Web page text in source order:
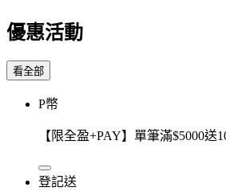
優惠活動
看全部
P幣
【限全盈+PAY】單筆滿$5000送
登記送